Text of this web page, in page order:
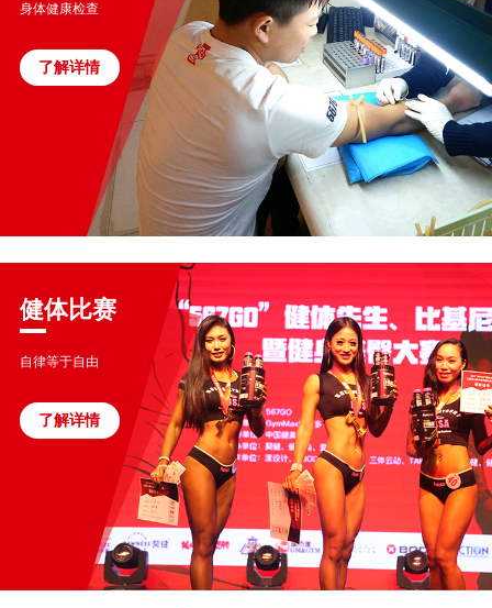
身体健康检查
了解详情
健体比赛
自律等于自由
了解详情